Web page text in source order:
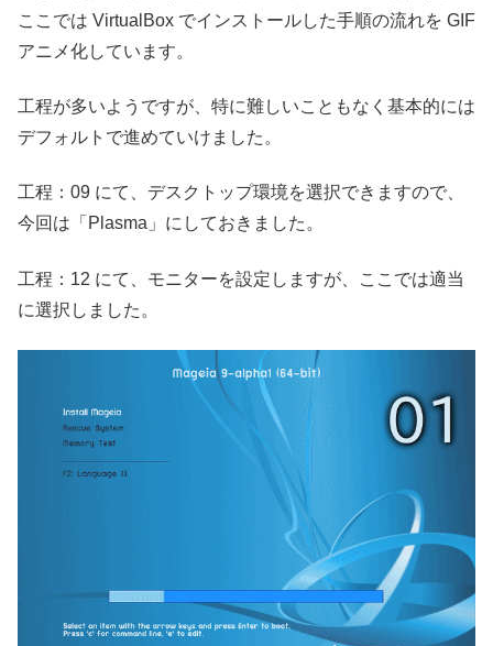
ここでは VirtualBox でインストールした手順の流れを GIF
アニメ化しています。
工程が多いようですが、特に難しいこともなく基本的には
デフォルトで進めていけました。
工程：09 にて、デスクトップ環境を選択できますので、
今回は「Plasma」にしておきました。
工程：12 にて、モニターを設定しますが、ここでは適当
に選択しました。